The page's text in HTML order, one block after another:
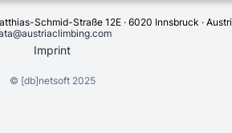
Schmid-Straße 12E · 6020 Innsbruck ·
Imprint
© [db]netsoft2025